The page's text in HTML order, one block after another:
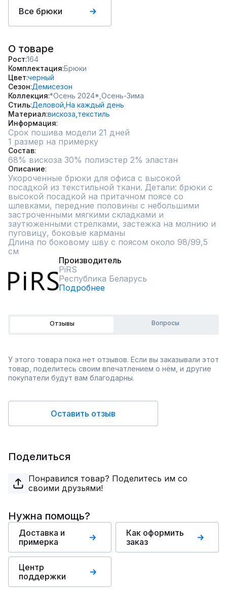
Все брюки
О товаре
Рост 164
Комплектация Брюки
Цвет черный
Сезон Демисезон
Коллекция *Осень 2024*, Осень-Зима
Стиль Деловой, На каждый день
Материал вискоза, текстиль
Информация
Срок пошива модели 21 дней
1 размер на примерку
Состав
68% вискоза 30% полиэстер 2% эластан
Описание
Укороченные брюки для офиса с высокой
посадкой из текстильной ткани. Детали: брюки с
высокой посадкой на притачном поясе со
шлевками, передние половины с небольшими
застроченными мягкими складками и
заутюженными стрелками, застежка на молнию и
пуговицу, боковые карманы
Длина по боковому шву с поясом около 98/99,5
см
Производитель
PiRS
Республика Беларусь
Подробнее
Отзывы Вопросы
У этого товара пока нет отзывов. Если вы заказывали этот
товар, поделитесь своим впечатлением о нём, и другие
покупатели будут вам благодарны.
Оставить отзыв
Поделиться
Понравился товар? Поделитесь им со
своими друзьями!
Нужна помощь?
Доставка и
примерка
Как оформить
заказ
Центр
поддержки